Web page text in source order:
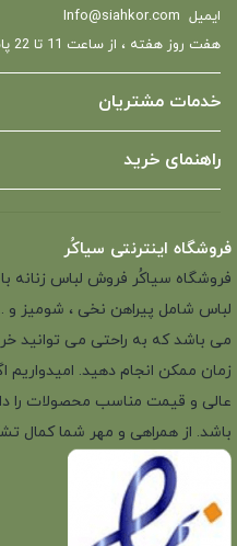
ایمیل Info@siahkor.com
هفت روز هفته ، از ساعت 11 تا 22 پاسخگوی شما هستیم.
خدمات مشتریان
راهنمای خرید
فروشگاه اینترنتی سیاکُر
لباس شامل پیراهن نخی ، شومیز
می باشد که به راحتی می توانید
زمان ممکن انجام دهید. امیدواریم
عالی و قیمت مناسب محصولات را
باشد. از همراهی و مهر شما کمال